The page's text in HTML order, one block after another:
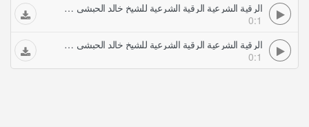
الرقية الشرعية الرقية الشرعية للشيخ خالد الحبشي اول عشر آيات من سورة الصافات
0:1
الرقية الشرعية الرقية الشرعية للشيخ خالد الحبشي سوتي الفلق والناس
0:1